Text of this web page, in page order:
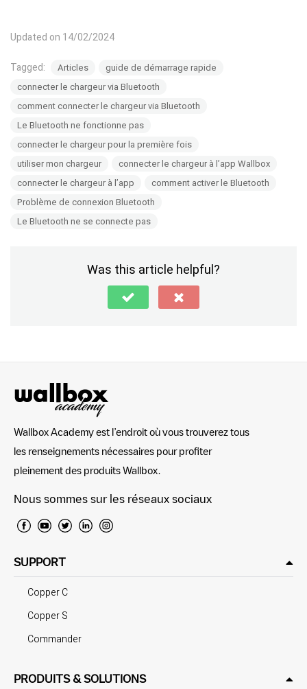
Updated on 14/02/2024
Tagged: Articles
guide de démarrage rapide
connecter le chargeur via Bluetooth
comment connecter le chargeur via Bluetooth
Le Bluetooth ne fonctionne pas
connecter le chargeur pour la première fois
utiliser mon chargeur
connecter le chargeur à l’app Wallbox
connecter le chargeur à l’app
comment activer le Bluetooth
Problème de connexion Bluetooth
Le Bluetooth ne se connecte pas
Was this article helpful?
Wallbox Academy est l’endroit où vous trouverez tous
les renseignements nécessaires pour profiter
pleinement des produits Wallbox.
Nous sommes sur les réseaux sociaux
SUPPORT
Copper C
Copper S
Commander
PRODUITS & SOLUTIONS